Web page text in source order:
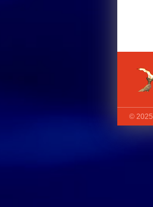
© 2025